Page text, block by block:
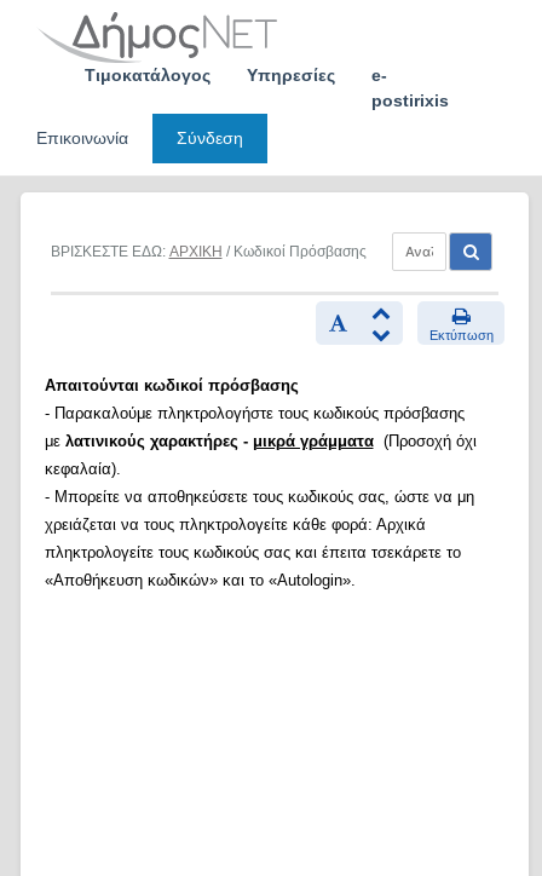
Τιμοκατάλογος Υπηρεσίες
e-
postirixis
Επικοινωνία
Σύνδεση
ΒΡΙΣΚΕΣΤΕ ΕΔΩ: ΑΡΧΙΚΗ / Κωδικοί Πρόσβασης
Εκτύπωση
Απαιτούνται κωδικοί πρόσβασης
- Παρακαλούμε πληκτρολογήστε τους κωδικούς πρόσβασης
με λατινικούς χαρακτήρες - μικρά γράμματα(Προσοχή όχι
κεφαλαία).
- Μπορείτε να αποθηκεύσετε τους κωδικούς σας, ώστε να μη
χρειάζεται να τους πληκτρολογείτε κάθε φορά: Αρχικά
πληκτρολογείτε τους κωδικούς σας και έπειτα τσεκάρετε το
«Αποθήκευση κωδικών» και το «Autologin».